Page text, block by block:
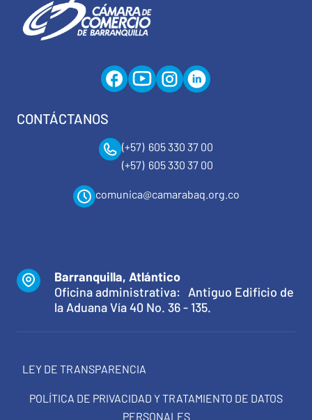
CONTÁCTANOS
(+57) 605 330 37 00
(+57) 605 330 37 00
comunica@camarabaq.org.co
Barranquilla, Atlántico
Oficina administrativa: Antiguo Edificio de
la Aduana Vía 40 No. 36 - 135.
LEY DE TRANSPARENCIA
POLÍTICA DE PRIVACIDAD Y TRATAMIENTO DE DATOS
PERSONALES